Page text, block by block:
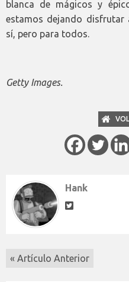
blanca de mágicos y
estamos dejando disfrutar
sí, pero para todos.
Getty Images.
Hank
« Artículo Anterior